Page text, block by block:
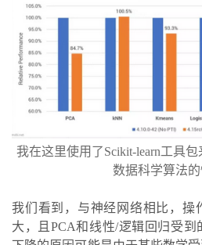
我在这里使用了Scikit-learn工具
数据科学算法的
我们看到，与神经网络相比，操
大，且PCA和线性/逻辑回归受